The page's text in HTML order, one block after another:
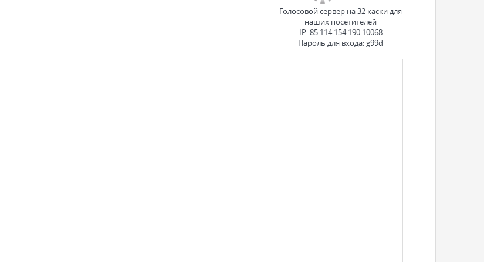
Голосовой сервер на 32 каски для
наших посетителей
IP: 85.114.154.190:10068
Пароль для входа: g99d